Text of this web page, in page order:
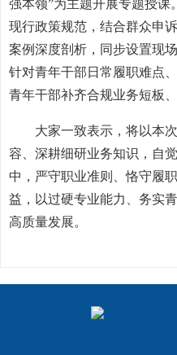
强本领”为主题开展专题授课
现行政策规范，结合群众申
案例深度剖析，同步设置现
针对青年干部日常履职难点
青年干部补齐合规业务短板
大家一致表示，将以本
容、深耕细研业务知识，自
中，严守职业准则、恪守履
益，以过硬专业能力、务实
高质量发展。